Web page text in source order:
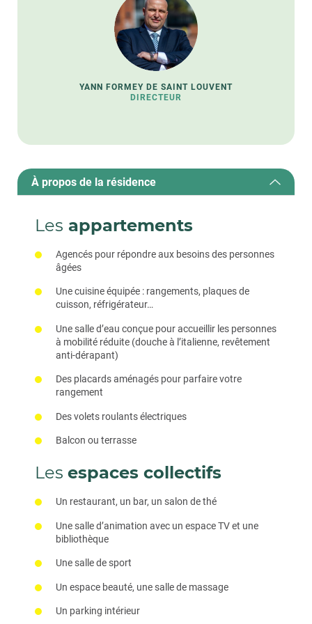
YANN FORMEY DE SAINT LOUVENT
DIRECTEUR
À propos de la résidence
Les appartements
Agencés pour répondre aux besoins des personnes
âgées
Une cuisine équipée : rangements, plaques de
cuisson, réfrigérateur…
Une salle d’eau conçue pour accueillir les personnes
à mobilité réduite (douche à l’italienne, revêtement
anti-dérapant)
Des placards aménagés pour parfaire votre
rangement
Des volets roulants électriques
Balcon ou terrasse
Les espaces collectifs
Un restaurant, un bar, un salon de thé
Une salle d’animation avec un espace TV et une
bibliothèque
Une salle de sport
Un espace beauté, une salle de massage
Un parking intérieur